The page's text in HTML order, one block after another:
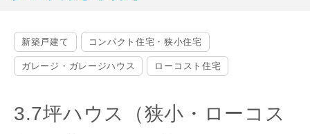
新築戸建て コンパクト住宅・狭小住宅
ガレージ・ガレージハウス ローコスト住宅
3.7坪ハウス（狭小・ローコス